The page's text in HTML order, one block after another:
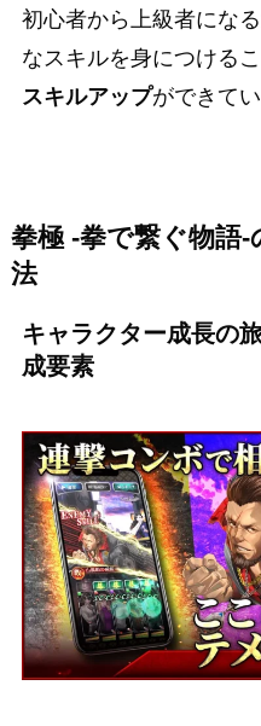
初心者から上級者にな
なスキルを身につける
スキルアップができて
拳極 -拳で繋ぐ物語
法
キャラクター成長の
成要素